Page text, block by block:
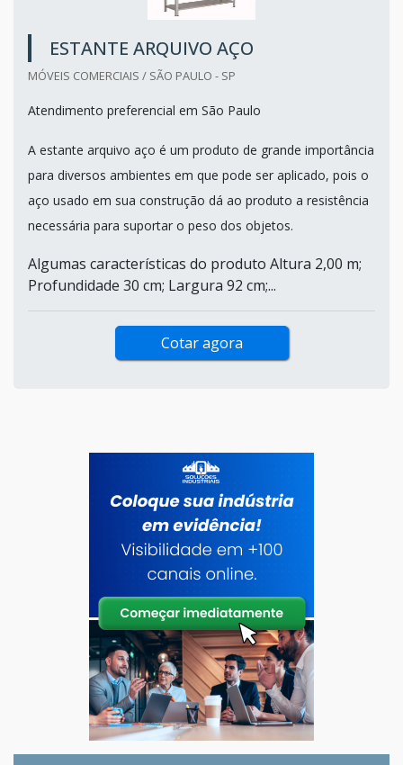
ESTANTE ARQUIVO AÇO
MÓVEIS COMERCIAIS / SÃO PAULO - SP
Atendimento preferencial em São Paulo
A estante arquivo aço é um produto de grande importância
para diversos ambientes em que pode ser aplicado, pois o
aço usado em sua construção dá ao produto a resistência
necessária para suportar o peso dos objetos.
Algumas características do produto Altura 2,00 m;
Profundidade 30 cm; Largura 92 cm;...
Cotar agora